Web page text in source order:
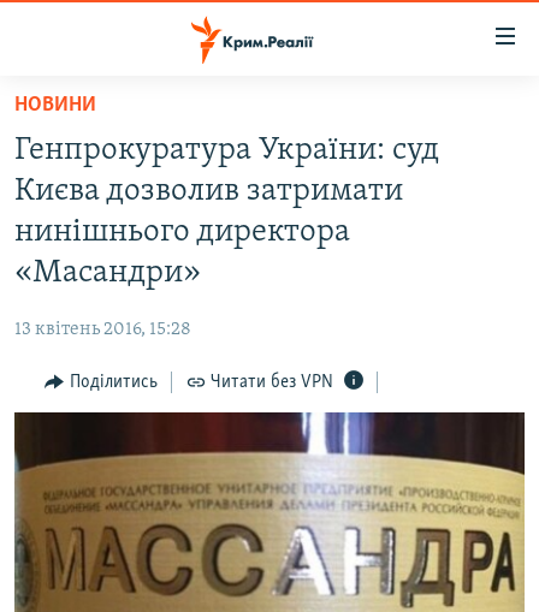
Перейти
основного
матеріалу
Перейти
до
основної
Перейти
пошуку
ВОДА.КРИМ
ВІДЕО ТА ФОТО
ПОЛІТИКА
ІНТЕРВ'Ю
СПЕЦПРОЕКТИ
ДЕПОРТАЦІЯ
ВІДЕОУРОКИ «ELIFBE»
ЯК ОБІЙТИ БЛОКУВАННЯ
Русский
НОВИНИ
Генпрокуратура України: суд
Києва дозволив затримати
нинішнього директора
«Масандри»
13 квітень 2016, 15:28
Поділитись Читати без VPN